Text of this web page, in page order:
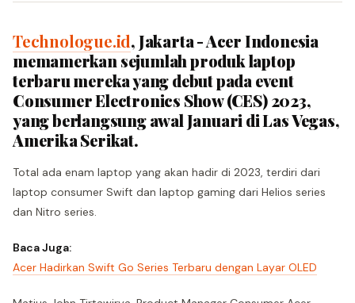
Technologue.id, Jakarta - Acer Indonesia
memamerkan sejumlah produk laptop
terbaru mereka yang debut pada event
Consumer Electronics Show (CES) 2023,
yang berlangsung awal Januari di Las Vegas,
Amerika Serikat.
Total ada enam laptop yang akan hadir di 2023, terdiri dari
laptop consumer Swift dan laptop gaming dari Helios series
dan Nitro series.
Baca Juga:
Acer Hadirkan Swift Go Series Terbaru dengan Layar OLED